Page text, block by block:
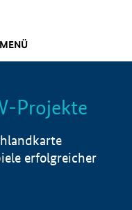
MENÜ
Info
Projekte
erfolgreicher